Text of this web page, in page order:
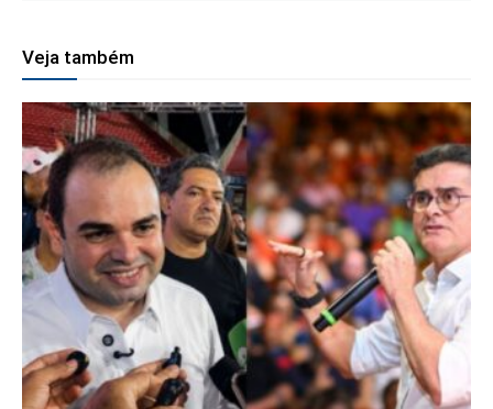
Veja também